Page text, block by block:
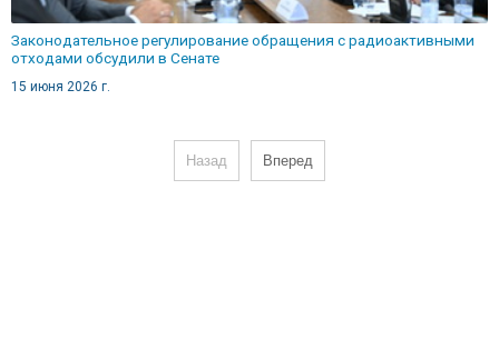
Законодательное регулирование обращения с радиоактивными
отходами обсудили в Сенате
15 июня 2026 г.
Назад Вперед